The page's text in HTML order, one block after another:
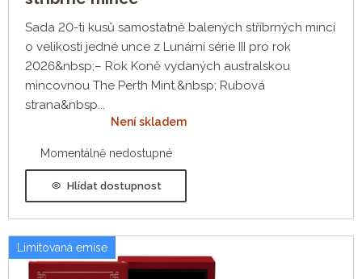
Sada 20-ti kusů samostatně balených stříbrných mincí
o velikosti jedné unce z Lunární série III pro rok
2026&nbsp;– Rok Koně vydaných australskou
mincovnou The Perth Mint.&nbsp; Rubová
strana&nbsp...
Není skladem
Momentálně nedostupné
Hlídat dostupnost
Limitovaná emise